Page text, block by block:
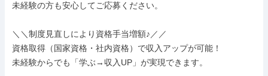
未経験の方も安心してご応募ください。
＼＼制度見直しにより資格手当増額♪／／
資格取得（国家資格・社内資格）で収入アップが可能！
未経験からでも「学ぶ→収入UP」が実現できます。